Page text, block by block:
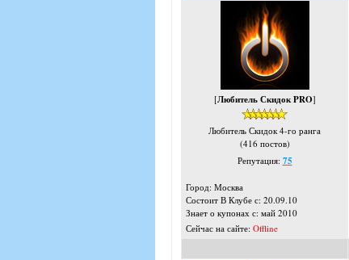
[Любитель Скидок PRO]
Любитель Скидок 4-го ранга
(416 постов)
Репутация: 75
Город: Москва
Состоит В Клубе с: 20.09.10
Знает о купонах с: май 2010
Сейчас на сайте: Offline